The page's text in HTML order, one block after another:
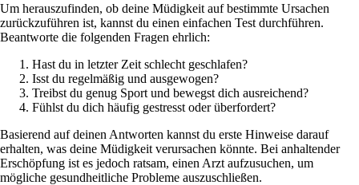
Um herauszufinden, ob deine Müdigkeit auf bestimmte Ursachen
zurückzuführen ist, kannst du einen einfachen Test durchführen.
Beantworte die folgenden Fragen ehrlich:
Hast du in letzter Zeit schlecht geschlafen?
Isst du regelmäßig und ausgewogen?
Treibst du genug Sport und bewegst dich ausreichend?
Fühlst du dich häufig gestresst oder überfordert?
Basierend auf deinen Antworten kannst du erste Hinweise darauf
erhalten, was deine Müdigkeit verursachen könnte. Bei anhaltender
Erschöpfung ist es jedoch ratsam, einen Arzt aufzusuchen, um
mögliche gesundheitliche Probleme auszuschließen.